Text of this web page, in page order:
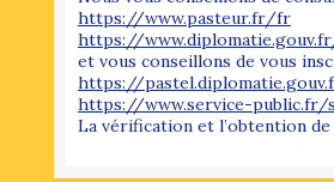
https://www.pasteur.fr/fr
https://
et vous conseillons de vous
https://
https://www.service-public.fr/
La vérification et l’obtention